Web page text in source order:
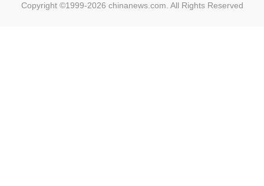
Copyright ©1999-2026 chinanews.com. All Rights Reserved